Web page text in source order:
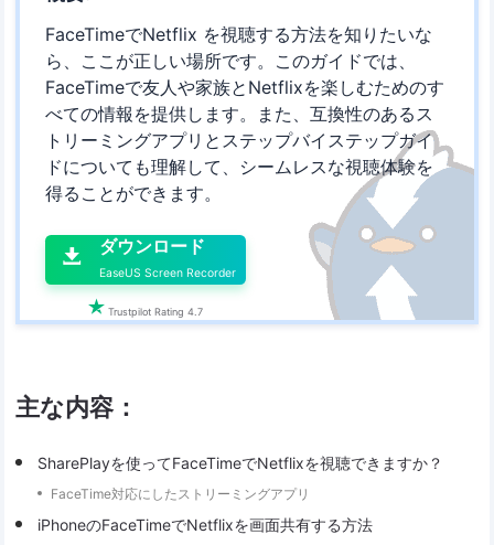
FaceTimeでNetflix を視聴する方法を知りたいな
ら、ここが正しい場所です。このガイドでは、
FaceTimeで友人や家族とNetflixを楽しむためのす
べての情報を提供します。また、互換性のあるス
トリーミングアプリとステップバイステップガイ
ドについても理解して、シームレスな視聴体験を
得ることができます。

 ダウンロード
EaseUS Screen Recorder
 Trustpilot Rating 4.7
主な内容：
SharePlayを使ってFaceTimeでNetflixを視聴できますか？
FaceTime対応にしたストリーミングアプリ
iPhoneのFaceTimeでNetflixを画面共有する方法